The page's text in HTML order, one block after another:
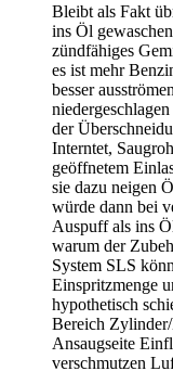
Bleibt als Fakt
ins Öl
zündfähiges
es ist mehr
besser
der
Interntet,
geöffnetem
sie dazu neigen
würde dann bei
Auspuff als ins
warum der
System SLS
Einspritzmenge
hypothetisch
Bereich
Ansaugseite
verschmutzen